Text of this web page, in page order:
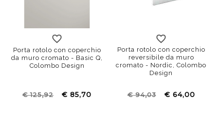
Porta rotolo con coperchio
da muro cromato - Basic Q,
Colombo Design
€ 125,92 € 85,70
Porta rotolo con coperchio
reversibile da muro
cromato - Nordic, Colombo
Design
€ 94,03 € 64,00